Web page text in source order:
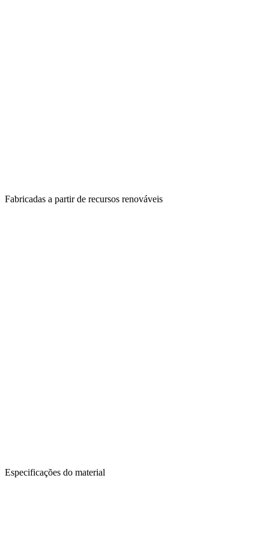
Fabricadas a partir de recursos renováveis
Especificações do material